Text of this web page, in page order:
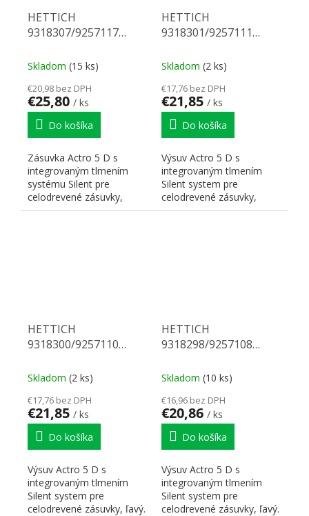
HETTICH
9318307/9257117
70 kg SiSy P
Skladom (15 ks)
€20,98 bez DPH
€25,80 / ks
Do košíka
Zásuvka Actro 5 D s
integrovaným tlmením
systému Silent pre
celodrevené zásuvky,
pravá. Nosnosť 70 kg,
HETTICH
9318301/9257111
70 kg SiSy P
Skladom (2 ks)
€17,76 bez DPH
€21,85 / ks
Do košíka
Výsuv Actro 5 D s
integrovaným tlmením
Silent system pre
celodrevené zásuvky,
pravý. Nosnosť 70 kg,
HETTICH
9318300/9257110
70 kg SiSy L
Skladom (2 ks)
€17,76 bez DPH
€21,85 / ks
Do košíka
Výsuv Actro 5 D s
integrovaným tlmením
Silent system pre
celodrevené zásuvky, ľavý.
HETTICH
9318298/9257108
70 kg SiSy L
Skladom (10 ks)
€16,96 bez DPH
€20,86 / ks
Do košíka
Výsuv Actro 5 D s
integrovaným tlmením
Silent system pre
celodrevené zásuvky, ľavý.